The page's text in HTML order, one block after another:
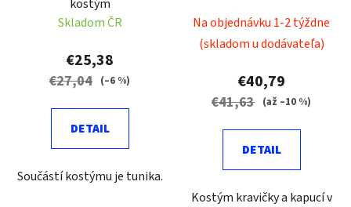
kostým
Skladom ČR
€25,38
€27,04 (–6 %)
DETAIL
Součástí kostýmu je tunika.
Na objednávku 1-2 týždne
(skladom u dodávateľa)
€40,79
€41,63 (až –10 %)
DETAIL
Kostým kravičky a kapucí v